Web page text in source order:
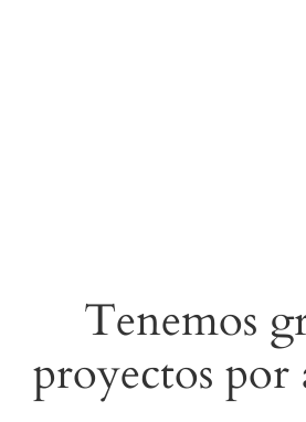
Tenemos
proyectos por